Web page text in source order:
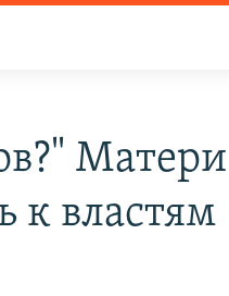
Матери
к властям